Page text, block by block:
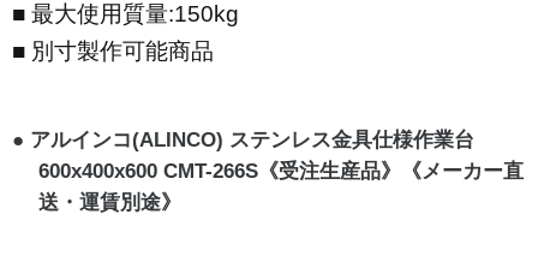
最大使用質量:150kg
別寸製作可能商品
アルインコ(ALINCO) ステンレス金具仕様作業台
600x400x600 CMT-266S《受注生産品》《メーカー直
送・運賃別途》